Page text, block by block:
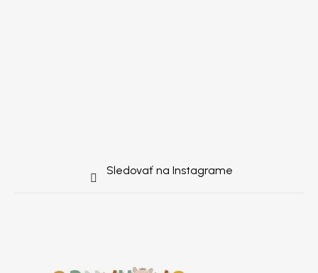
Sledovať na Instagrame